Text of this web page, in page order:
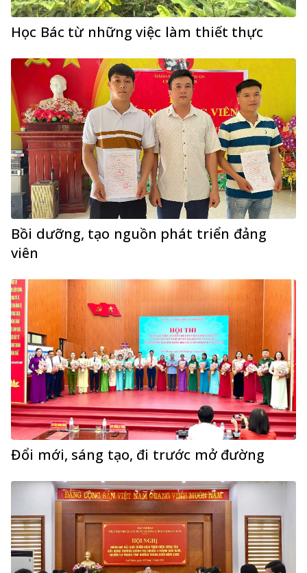
Học Bác từ những việc làm thiết thực
Bồi dưỡng, tạo nguồn phát triển đảng
viên
Đổi mới, sáng tạo, đi trước mở đường